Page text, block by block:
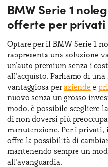
consumi che si attestano
7,4 l /100 km per la
sono ancora più ridotti,
desiderano il top delle
sullaversione M135i
306 cv, abbinato alla
garantisce una guida
condizione. Grazie a questa
motorizzazioni, la BMW
un’auto economica da
sportivo e performante.
BMW Serie 1
offerte per privati
Optare per il BMW Serie 1
rappresenta una soluzione
un’auto premium senza i
all’acquisto. Parliamo di
vantaggiosa per aziende e
nuovo senza un grosso
modo, è possibile scegliere
di non doversi più
manutenzione. Per i
offre la possibilità di
mantenendo sempre un
all’avanguardia.